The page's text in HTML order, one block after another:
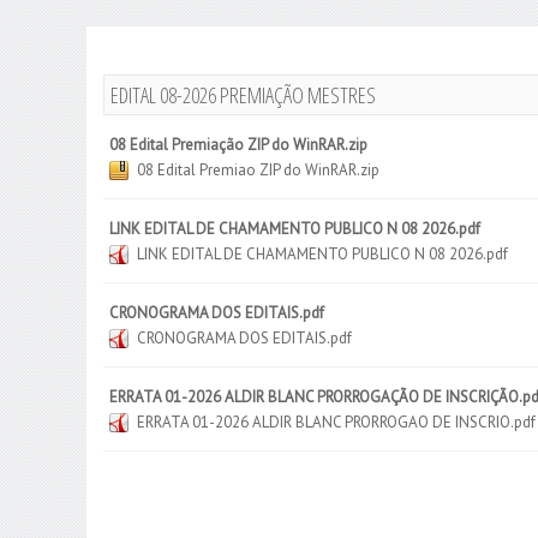
EDITAL 08-2026 PREMIAÇÃO MESTRES
08 Edital Premiação ZIP do WinRAR.zip
08 Edital Premiao ZIP do WinRAR.zip
LINK EDITAL DE CHAMAMENTO PUBLICO N 08 2026.pdf
LINK EDITAL DE CHAMAMENTO PUBLICO N 08 2026.pdf
CRONOGRAMA DOS EDITAIS.pdf
CRONOGRAMA DOS EDITAIS.pdf
ERRATA 01-2026 ALDIR BLANC PRORROGAÇÃO DE
ERRATA 01-2026 ALDIR BLANC PRORROGAO DE INSCRIO.pdf